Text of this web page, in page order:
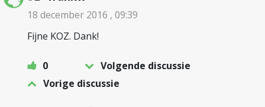
18 december 2016 , 09:39
Fijne KOZ. Dank!
0
Volgende discussie
Vorige discussie